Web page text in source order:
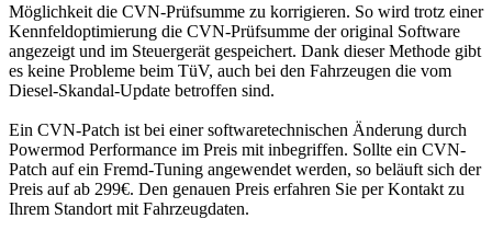
Möglichkeit die CVN-Prüfsumme zu korrigieren. So wird trotz einer
Kennfeldoptimierung die CVN-Prüfsumme der original Software
angezeigt und im Steuergerät gespeichert. Dank dieser Methode gibt
es keine Probleme beim TüV, auch bei den Fahrzeugen die vom
Diesel-Skandal-Update betroffen sind.
Ein CVN-Patch ist bei einer softwaretechnischen Änderung durch
Powermod Performance im Preis mit inbegriffen. Sollte ein CVN-
Patch auf ein Fremd-Tuning angewendet werden, so beläuft sich der
Preis auf ab 299€. Den genauen Preis erfahren Sie per Kontakt zu
Ihrem Standort mit Fahrzeugdaten.